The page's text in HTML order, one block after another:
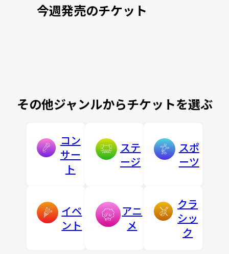
今週発売のチケット
その他ジャンルからチケットを選ぶ
コン
サー
ト
ステ
ージ
スポ
ーツ
イベ
ント
アニ
メ
クラ
シッ
ク